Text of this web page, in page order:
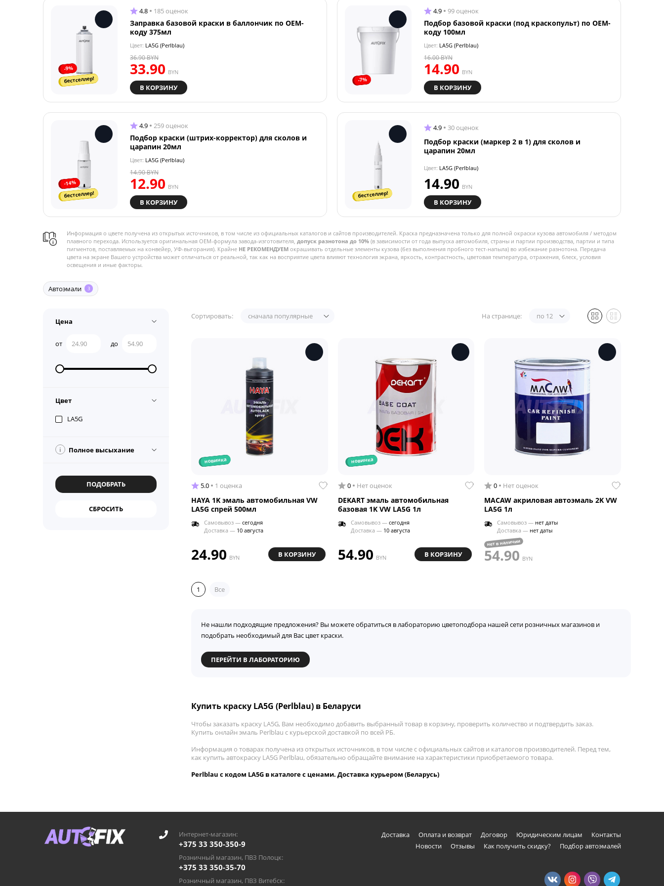
-9%
бестселлер!
4.8 185 оценок
Заправка базовой краски в баллончик по OEM-
коду 375мл
Цвет: LA5G (Perlblau)
33.90 BYN
36.90BYN
В КОРЗИНУ
-7%
4.9 99 оценок
Подбор базовой краски (под краскопульт) по OEM-
коду 100мл
Цвет: LA5G (Perlblau)
14.90 BYN
16.00BYN
В КОРЗИНУ
-14%
бестселлер!
4.9 259 оценок
Подбор краски (штрих-корректор) для сколов и
царапин 20мл
Цвет: LA5G (Perlblau)
12.90 BYN
14.90BYN
В КОРЗИНУ
бестселлер!
4.9 30 оценок
Подбор краски (маркер 2 в 1) для сколов и
царапин 20мл
Цвет: LA5G (Perlblau)
14.90 BYN
В КОРЗИНУ
Информация о цвете получена из открытых источников, в том числе из официальных каталогов и сайтов производителей. Краска предназначена только для полной окраски кузова автомобиля / методом
плавного перехода. Используется оригинальная OEM-формула завода-изготовителя, допуск разнотона до 10% (в зависимости от года выпуска автомобиля, страны и партии производства, партии и типа
пигментов, поставляемых на конвейер, УФ-выгорания). Крайне НЕ РЕКОМЕНДУЕМ окрашивать отдельные элементы кузова (без выполнения пробного тест-напыла) во избежание разнотона. Передача
цвета на экране Вашего устройства может отличаться от реальной, так как на восприятие цвета влияют технология экрана, яркость, контрастность, цветовая температура, отражения, блеск, условия
освещения и иные факторы.
Автоэмали 3
Цена
от до
Цвет
LA5G
i Полное высыхание
Сортировать: сначала популярные На странице: по 12
новинка
5.0 1 оценка
HAYA 1K эмаль автомобильная VW
LA5G спрей 500мл
Самовывоз — сегодня
Доставка — 10 августа
24.90 BYN В КОРЗИНУ
новинка
0 Нет оценок
DEKART эмаль автомобильная
базовая 1K VW LA5G 1л
Самовывоз — сегодня
Доставка — 10 августа
54.90 BYN В КОРЗИНУ
0 Нет оценок
MACAW акриловая автоэмаль 2K VW
LA5G 1л
Самовывоз — нет даты
Доставка — нет даты
нет в наличии
54.90 BYN
1 Все
Не нашли подходящие предложения? Вы можете обратиться в лабораторию цветоподбора нашей сети розничных магазинов и
подобрать необходимый для Вас цвет краски.
ПЕРЕЙТИ В ЛАБОРАТОРИЮ
Купить краску LA5G (Perlblau) в Беларуси
Чтобы заказать краску LA5G, Вам необходимо добавить выбранный товар в корзину, проверить количество и подтвердить заказ.
Купить онлайн эмаль Perlblau с курьерской доставкой по всей РБ.
Информация о товарах получена из открытых источников, в том числе с официальных сайтов и каталогов производителей. Перед тем,
как купить автокраску LA5G Perlblau, обязательно обращайте внимание на характеристики приобретаемого товара.
Perlblau с кодом LA5G в каталоге с ценами. Доставка курьером (Беларусь)
Интернет-магазин:
+375 33 350-350-9
Розничный магазин, ПВЗ Полоцк:
+375 33 350-35-70
Розничный магазин, ПВЗ Витебск:
Доставка Оплата и возврат Договор Юридическим лицам
Контакты
Новости
Отзывы Как получить скидку? Подбор автоэмалей